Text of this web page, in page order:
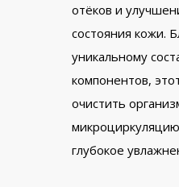
отёков и
состояния кожи.
уникальному
компонентов,
очистить
глубокое